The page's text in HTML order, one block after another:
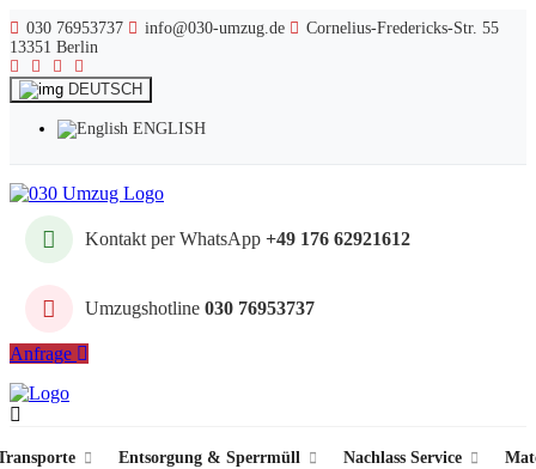
030 76953737 info@030-umzug.de
Cornelius-Fredericks-Str. 55
13351 Berlin
DEUTSCH
ENGLISH
Kontakt per WhatsApp +49 176 62921612
Umzugshotline 030 76953737
Anfrage
Entsorgung & Sperrmüll Nachlass Service